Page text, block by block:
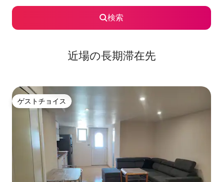
検索
近場の長期滞在先
ゲストチョイス
ゲストチョイス